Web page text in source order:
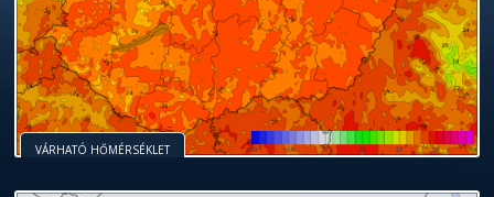
VÁRHATÓ HŐMÉRSÉKLET